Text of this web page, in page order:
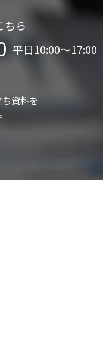
ちら
平日10:00～17:00
資料を